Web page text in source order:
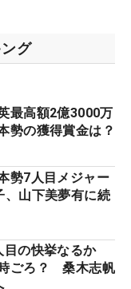
グ
最高額2億3000万
勢の獲得賞金は？
勢7人目メジャー
山下美夢有に続
目の快挙なるか
ごろ？ 桑木志帆